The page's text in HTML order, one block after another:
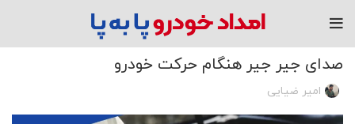
مقاله
صدای جیر جیر هنگام حرکت خودرو
امیر ضیایی